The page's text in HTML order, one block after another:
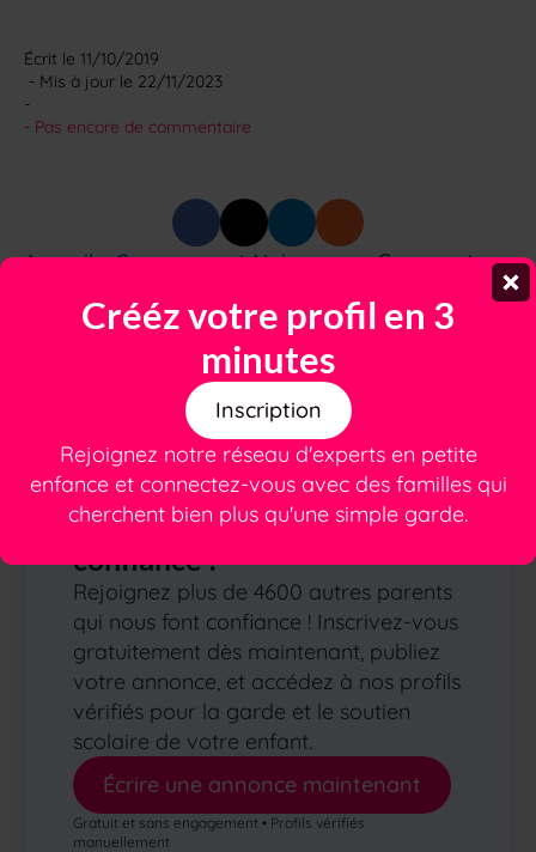
Écrit le 11/10/2019
- Mis à jour le 22/11/2023
-
- Pas encore de commentaire
Accueil-Grossesse et Naissance-Comment
grossesse ?
Besoin d'une nounou ou
d'un(e) babysitter de
confiance ?
Rejoignez plus de 4600 autres parents
qui nous font confiance ! Inscrivez-vous
gratuitement dès maintenant, publiez
votre annonce, et accédez à nos profils
vérifiés pour la garde et le soutien
scolaire de votre enfant.
Écrire une annonce maintenant
Gratuit et sans engagement • Profils vérifiés
manuellement
Crééz votre profil en 3
minutes
Inscription
Rejoignez notre réseau d'experts en petite
enfance et connectez-vous avec des familles qui
cherchent bien plus qu'une simple garde.